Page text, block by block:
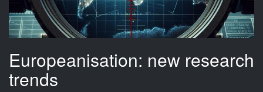
Europeanisation: new research
trends